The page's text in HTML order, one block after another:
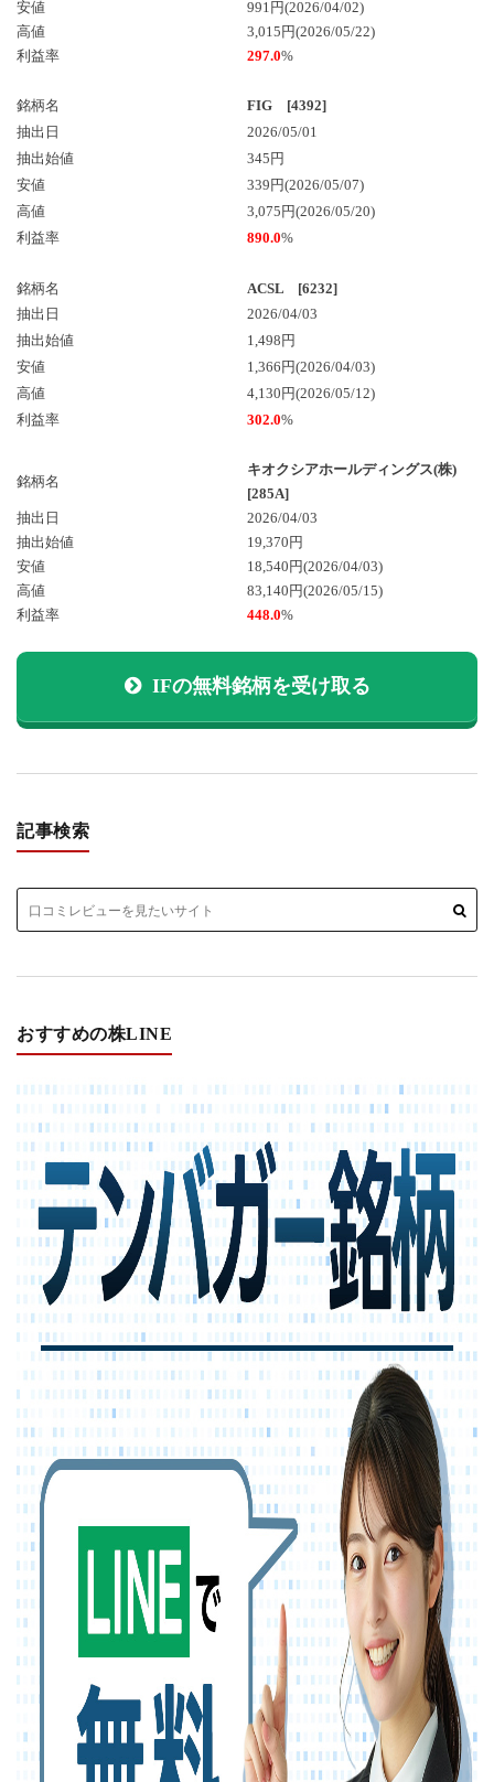
安値
991円(2026/04/02)
高値
3,015円(2026/05/22)
利益率
297.0%
銘柄名
FIG [4392]
抽出日
2026/05/01
抽出始値
345円
安値
339円(2026/05/07)
高値
3,075円(2026/05/20)
利益率
890.0%
銘柄名
ACSL [6232]
抽出日
2026/04/03
抽出始値
1,498円
安値
1,366円(2026/04/03)
高値
4,130円(2026/05/12)
利益率
302.0%
銘柄名
キオクシアホールディングス(株)
[285A]
抽出日
2026/04/03
抽出始値
19,370円
安値
18,540円(2026/04/03)
高値
83,140円(2026/05/15)
利益率
448.0%
IFの無料銘柄を受け取る
記事検索
おすすめの株LINE